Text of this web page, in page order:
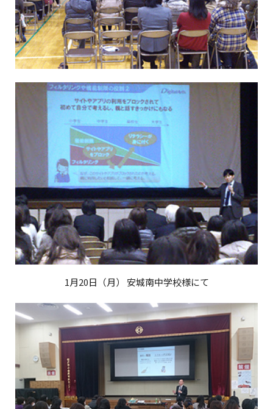
1月20日（月） 安城南中学校様にて